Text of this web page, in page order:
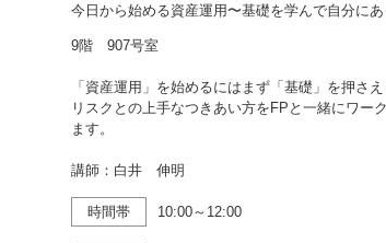
今日から始める資産運用〜基礎を学んで自分に
9階 907号室
「資産運用」を始めるにはまず「基礎」を押さ
リスクとの上手なつきあい方をFPと一緒にワー
ます。
講師：白井 伸明
時間帯 10:00～12:00